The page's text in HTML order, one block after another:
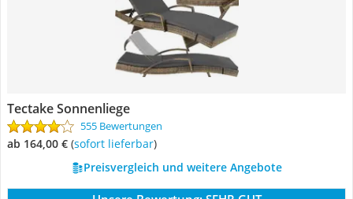
Tectake Sonnenliege
555 Bewertungen
ab 164,00 € ( Sofort lieferbar)
Preisvergleich und weitere Angebote